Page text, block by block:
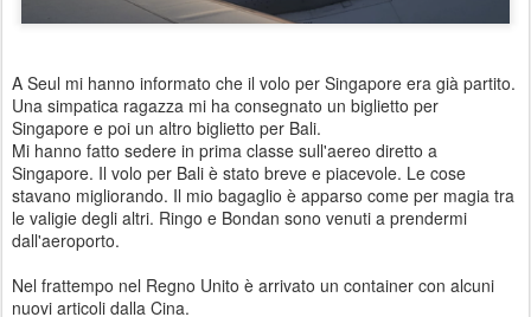
A Seul mi hanno informato che il volo per Singapore era già partito.
Una simpatica ragazza mi ha consegnato un biglietto per
Singapore e poi un altro biglietto per Bali.
Mi hanno fatto sedere in prima classe sull'aereo diretto a
Singapore. Il volo per Bali è stato breve e piacevole. Le cose
stavano migliorando. Il mio bagaglio è apparso come per magia tra
le valigie degli altri. Ringo e Bondan sono venuti a prendermi
dall'aeroporto.
Nel frattempo nel Regno Unito è arrivato un container con alcuni
nuovi articoli dalla Cina.